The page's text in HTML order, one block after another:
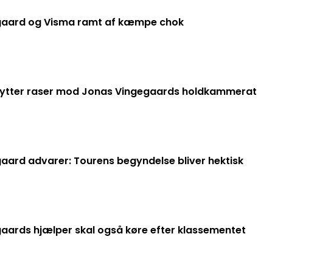
og Visma ramt af kæmpe chok
raser mod Jonas Vingegaards holdkammerat
advarer: Tourens begyndelse bliver hektisk
hjælper skal også køre efter klassementet